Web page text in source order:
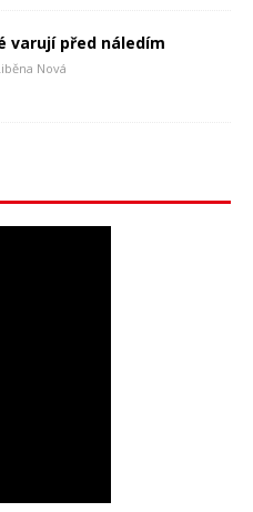
varují před náledím
Nová